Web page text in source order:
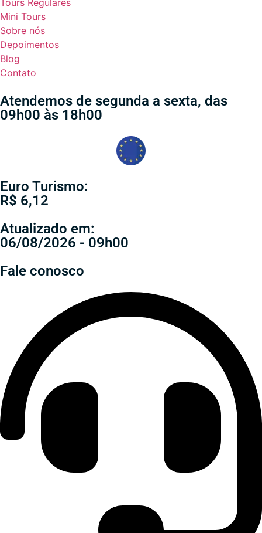
Tours Regulares
Mini Tours
Sobre nós
Depoimentos
Blog
Contato
Atendemos de segunda a sexta, das
09h00 às 18h00
Euro Turismo:
R$ 6,12
Atualizado em:
06/08/2026 - 09h00
Fale conosco